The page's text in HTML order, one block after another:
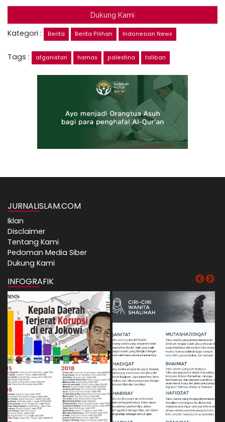
Dukung Kami
Kategori : Berita Berita Pilihan Indonesian News
Tags : afganistan hamas palestina taliban
JURNALISLAM.COM
Iklan
Disclaimer
Tentang Kami
Pedoman Media Siber
Dukung Kami
INFOGRAFIK